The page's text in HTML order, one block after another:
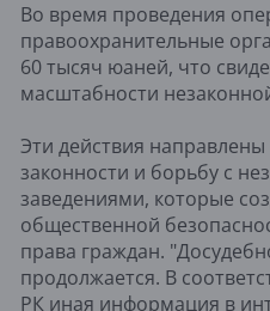
Во время проведения
правоохранительные
60 тысяч юаней, что
масштабности
Эти действия
законности и борьбу с
заведениями, которые
общественной
права граждан.
продолжается. В
РК иная информация в